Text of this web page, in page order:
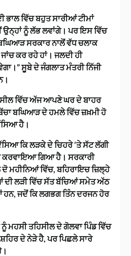
ਭਾਲ ਵਿੱਚ ਬਹੁਤ ਸਾਰੀਆਂ ਟੀਮਾਂ
ਨੂੰ ਲੱਭ ਲਵਾਂਗੇ। ਪਰ ਇਸ ਵਿੱਚ
ਸਰਕਾਰ ਨਾਲੋਂ ਵੱਧ ਚਲਾਕ
ਕਰ ਰਹੇ ਹਾਂ। ਜਲਦੀ ਹੀ
ਸੂਬੇ ਦੇ ਜੰਗਲਾਤ ਮੰਤਰੀ ਨਿੱਜੀ
ਵਿੱਚ ਅੱਜ ਆਪਣੇ ਘਰ ਦੇ ਬਾਹਰ
ਬਘਿਆੜ ਦੇ ਹਮਲੇ ਵਿੱਚ ਜ਼ਖ਼ਮੀ ਹੋ
ਹੈ।
ਕਿ ਲੜਕੇ ਦੇ ਚਿਹਰੇ ‘ਤੇ ਸੱਟ ਲੱਗੀ
ਕਰਵਾਇਆ ਗਿਆ ਹੈ। ਸਰਕਾਰੀ
ਮਹੀਨਿਆਂ ਵਿੱਚ, ਬਹਿਰਾਇਚ ਜ਼ਿਲ੍ਹੇ
ਦੀ ਲੜੀ ਵਿੱਚ ਸੱਤ ਬੱਚਿਆਂ ਸਮੇਤ ਅੱਠ
ਜਦੋਂ ਕਿ ਲਗਭਗ ਤਿੰਨ ਦਰਜਨ ਹੋਰ
ਨੂੰ ਮਹਸੀ ਤਹਿਸੀਲ ਦੇ ਗੋਲਵਾ ਪਿੰਡ ਵਿੱਚ
ਦੇ ਨੇੜੇ ਹੈ, ਪਰ ਪਿਛਲੇ ਸਾਰੇ